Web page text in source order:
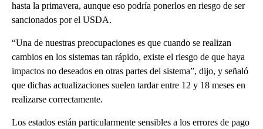
hasta la primavera, aunque eso podría ponerlos en riesgo de ser
sancionados por el USDA.
“Una de nuestras preocupaciones es que cuando se realizan
cambios en los sistemas tan rápido, existe el riesgo de que haya
impactos no deseados en otras partes del sistema”, dijo, y señaló
que dichas actualizaciones suelen tardar entre 12 y 18 meses en
realizarse correctamente.
Los estados están particularmente sensibles a los errores de pago